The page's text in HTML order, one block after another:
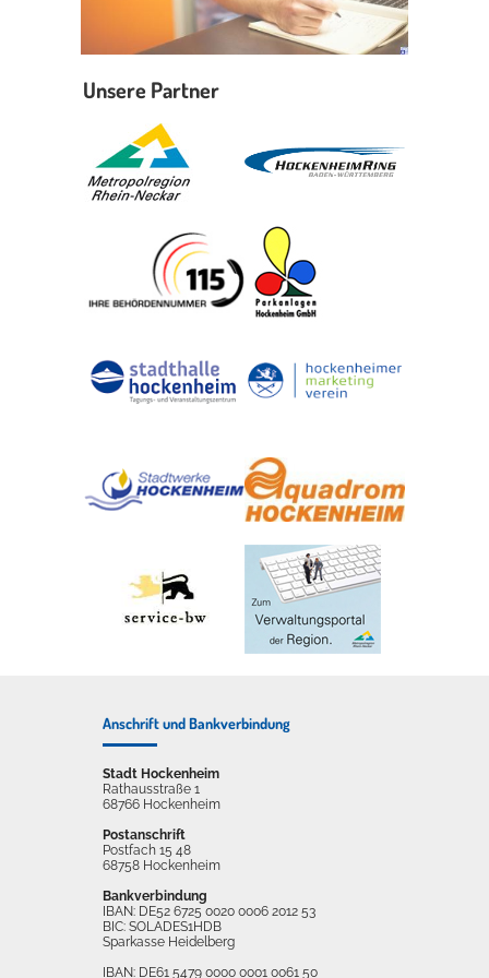
Unsere Partner
Anschrift und Bankverbindung
Stadt Hockenheim
Rathausstraße 1
68766 Hockenheim
Postanschrift
Postfach 15 48
68758 Hockenheim
Bankverbindung
IBAN: DE52 6725 0020 0006 2012 53
BIC: SOLADES1HDB
Sparkasse Heidelberg
IBAN: DE61 5479 0000 0001 0061 50